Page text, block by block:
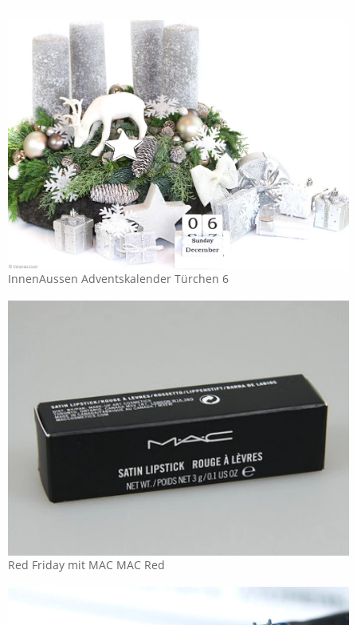
InnenAussen Adventskalender Türchen 6
Red Friday mit MAC MAC Red